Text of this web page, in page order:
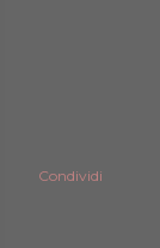
Condividi